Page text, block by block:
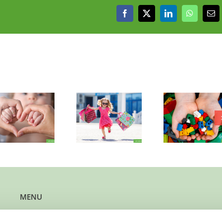
Facebook
X LinkedIn
E-
Speelgezin
gezocht voor
enthousiaste
dame (5)
Gezellige
kletskous (4)
zoekt luisteraars
rust en
MENU
Kun je steun gebruiken?